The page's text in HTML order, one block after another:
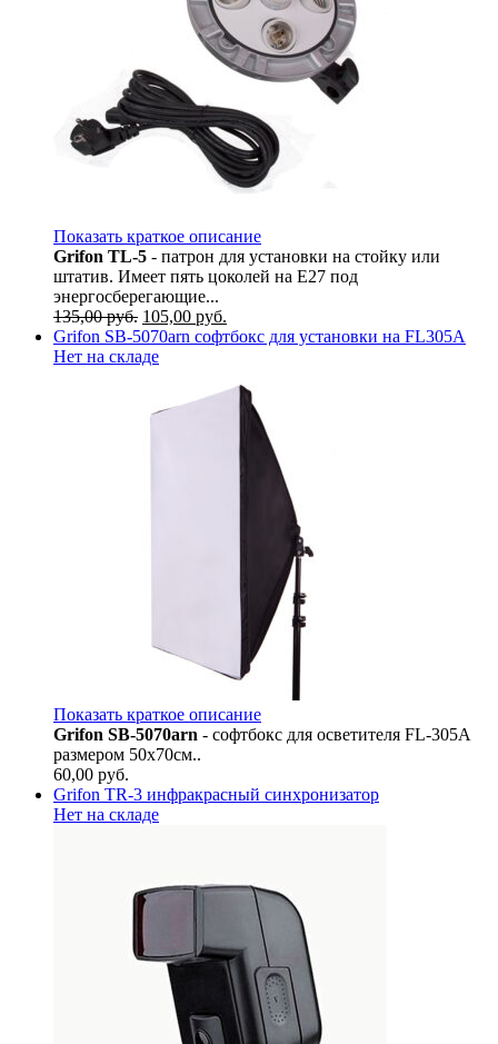
Показать краткое описание
Grifon TL-5 - патрон для установки на стойку или
штатив. Имеет пять цоколей на E27 под
энергосберегающие...
135,00руб. 105,00 руб.
Grifon SB-5070arn софтбокс для установки на FL305A
Нет на складе
Показать краткое описание
Grifon SB-5070arn - софтбокс для осветителя FL-305A
размером 50х70см..
60,00 руб.
Grifon TR-3 инфракрасный синхронизатор
Нет на складе